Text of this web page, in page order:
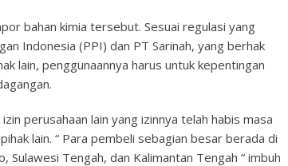
bahan kimia tersebut. Sesuai regulasi yang
Indonesia (PPI) dan PT Sarinah, yang berhak
lain, penggunaannya harus untuk kepentingan
perusahaan lain yang izinnya telah habis masa
lain. “ Para pembeli sebagian besar berada di
Tengah, dan Kalimantan Tengah “ imbuh